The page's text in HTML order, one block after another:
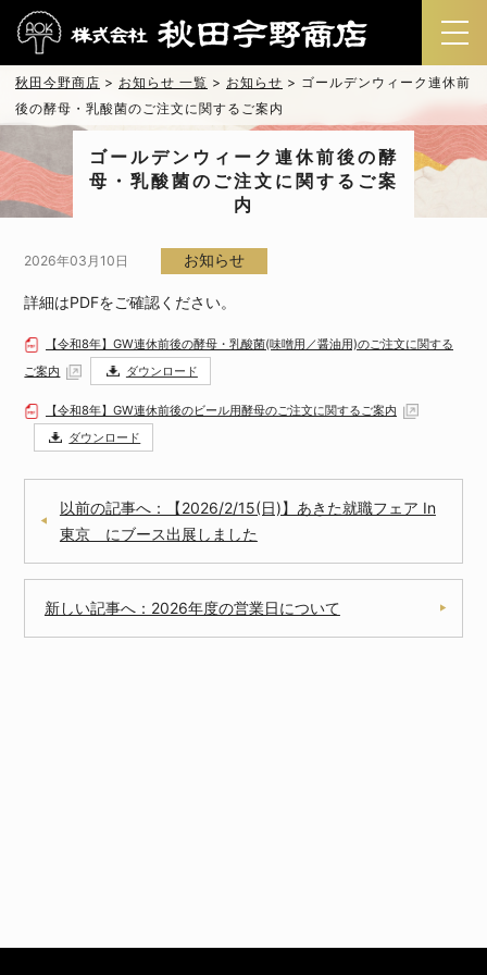
秋田今野商店 > お知らせ 一覧 > お知らせ > ゴールデンウィーク連休前
後の酵母・乳酸菌のご注文に関するご案内
ゴールデンウィーク連休前後の酵
母・乳酸菌のご注文に関するご案
内
2026年03月10日 お知らせ
詳細はPDFをご確認ください。
【令和8年】GW連休前後の酵母・乳酸菌(味噌用／醤油用)のご注文に関する
ご案内
ダウンロード
【令和8年】GW連休前後のビール用酵母のご注文に関するご案内
ダウンロード
以前の記事へ：【2026/2/15(日)】あきた就職フェア In
東京 にブース出展しました
新しい記事へ：2026年度の営業日について